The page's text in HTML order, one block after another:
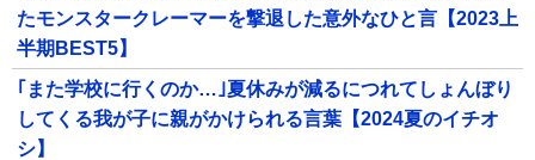
たモンスタークレーマーを撃退した意外なひと言【2023上
半期BEST5】
｢また学校に行くのか…｣夏休みが減るにつれてしょんぼり
してくる我が子に親がかけられる言葉【2024夏のイチオ
シ】